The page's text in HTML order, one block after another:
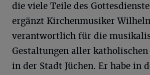
die viele Teile des
ergänzt Kirchenmusiker
verantwortlich für die
Gestaltungen aller
in der Stadt Jüchen. Er habe in